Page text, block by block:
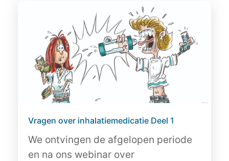
Vragen over inhalatiemedicatie Deel 1
We ontvingen de afgelopen periode
en na ons webinar over